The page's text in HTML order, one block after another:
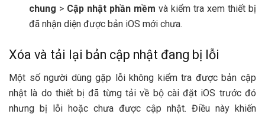
chung > Cập nhật phần mềm và kiểm tra xem thiết bị
đã nhận diện được bản iOS mới chưa.
Xóa và tải lại bản cập nhật đang bị lỗi
Một số người dùng gặp lỗi không kiểm tra được bản cập
nhật là do thiết bị đã từng tải về bộ cài đặt iOS trước đó
nhưng bị lỗi hoặc chưa được cập nhật. Điều này khiến